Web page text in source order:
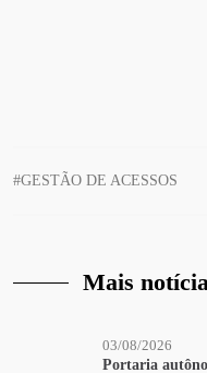
#GESTÃO DE ACESSOS
Mais
03/08/2026
Portaria